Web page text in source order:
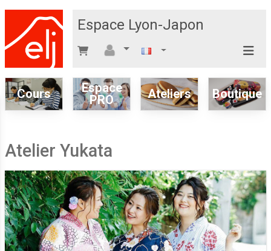
Espace Lyon-Japon
Cours
Espace
PRO
Ateliers Boutique
Atelier Yukata